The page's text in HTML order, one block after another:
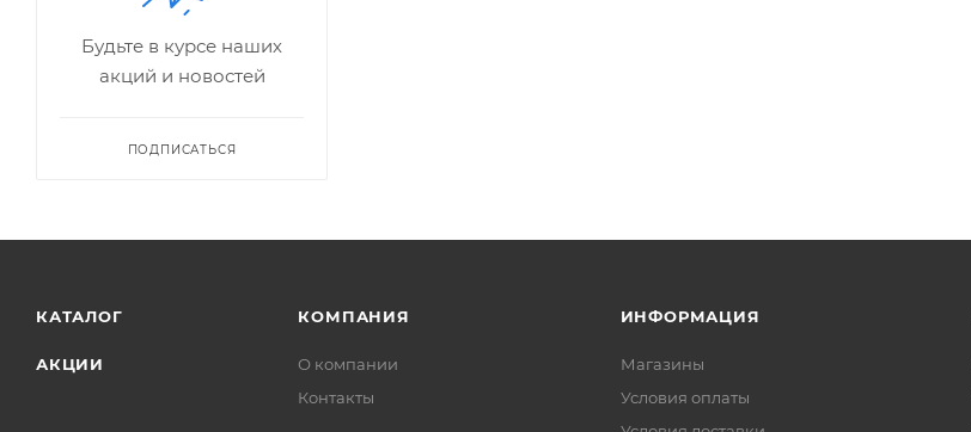
Будьте в курсе наших
акций и новостей
ПОДПИСАТЬСЯ
КАТАЛОГ
АКЦИИ
КОМПАНИЯ
О компании
Контакты
ИНФОРМАЦИЯ
Магазины
Условия оплаты